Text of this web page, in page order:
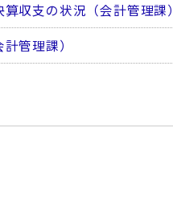
収支の状況（会計管理課）
管理課）